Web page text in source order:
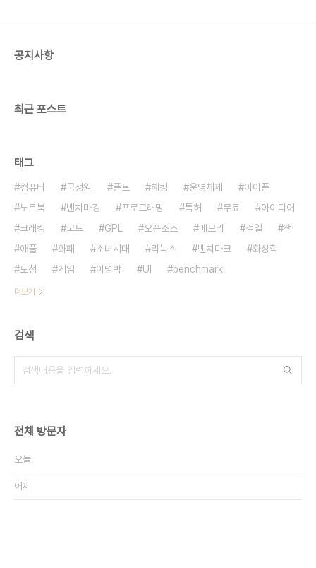
사해갑니다.
공지사항
최근 포스트
태그
컴퓨터 국정원 폰트 해킹 운영체제
아이폰
노트북
벤치마킹 프로그래밍 특허 무료
아이디어
크래킹
코드 GPL 오픈소스 메모리 검열
책
애플
화폐 소녀시대 리눅스 벤치마크
화성학
도청
게임 이명박 UI benchmark
더보기
검색
전체 방문자
오늘
어제